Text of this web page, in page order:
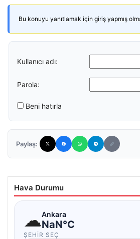
Bu konuyu yanıtlamak için giriş yapmış
Kullanıcı adı:
Parola:
Beni hatırla
Paylaş:
Hava Durumu
☁Ankara
NaN°C
ŞEHIR SEÇ